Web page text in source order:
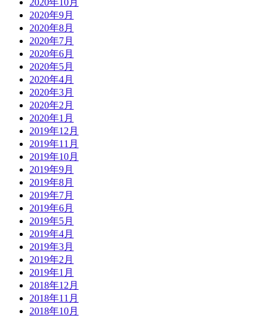
2020年10月
2020年9月
2020年8月
2020年7月
2020年6月
2020年5月
2020年4月
2020年3月
2020年2月
2020年1月
2019年12月
2019年11月
2019年10月
2019年9月
2019年8月
2019年7月
2019年6月
2019年5月
2019年4月
2019年3月
2019年2月
2019年1月
2018年12月
2018年11月
2018年10月